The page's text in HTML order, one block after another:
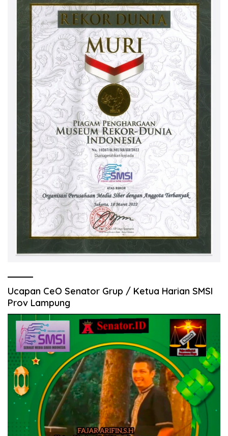
Ucapan CeO Senator Grup / Ketua Harian SMSI
Prov Lampung